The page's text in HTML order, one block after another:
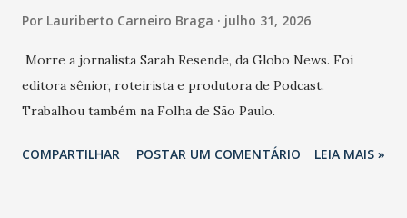
Por Lauriberto Carneiro Braga julho 31, 2026
Morre a jornalista Sarah Resende, da Globo News. Foi
editora sênior, roteirista e produtora de Podcast.
Trabalhou também na Folha de São Paulo.
COMPARTILHAR POSTAR UM COMENTÁRIO LEIA MAIS »